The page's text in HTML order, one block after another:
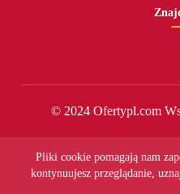
© 2024 Ofertypl.com
Pliki cookie pomagają nam
kontynuujesz przeglądanie,